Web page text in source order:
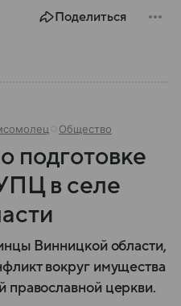
Поделиться
Общество
в селе
Винницкой области,
вокруг имущества
православной церкви.